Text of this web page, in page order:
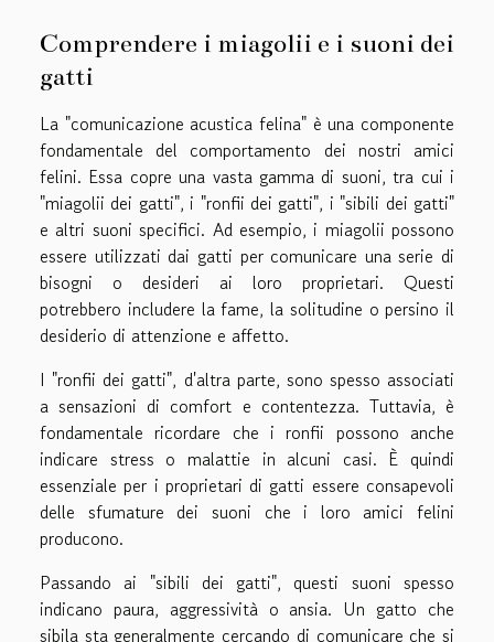
Comprendere i miagolii e i suoni dei
gatti
La "comunicazione acustica felina" è una componente
fondamentale del comportamento dei nostri amici
felini. Essa copre una vasta gamma di suoni, tra cui i
"miagolii dei gatti", i "ronfii dei gatti", i "sibili dei gatti"
e altri suoni specifici. Ad esempio, i miagolii possono
essere utilizzati dai gatti per comunicare una serie di
bisogni o desideri ai loro proprietari. Questi
potrebbero includere la fame, la solitudine o persino il
desiderio di attenzione e affetto.
I "ronfii dei gatti", d'altra parte, sono spesso associati
a sensazioni di comfort e contentezza. Tuttavia, è
fondamentale ricordare che i ronfii possono anche
indicare stress o malattie in alcuni casi. È quindi
essenziale per i proprietari di gatti essere consapevoli
delle sfumature dei suoni che i loro amici felini
producono.
Passando ai "sibili dei gatti", questi suoni spesso
indicano paura, aggressività o ansia. Un gatto che
sibila sta generalmente cercando di comunicare che si